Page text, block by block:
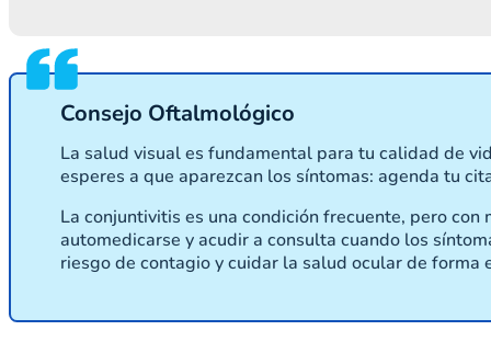
Consejo Oftalmológico
La salud visual es fundamental para tu calidad de
esperes a que aparezcan los síntomas: agenda tu
La conjuntivitis es una condición frecuente, pero
automedicarse y acudir a consulta cuando los
riesgo de contagio y cuidar la salud ocular de forma